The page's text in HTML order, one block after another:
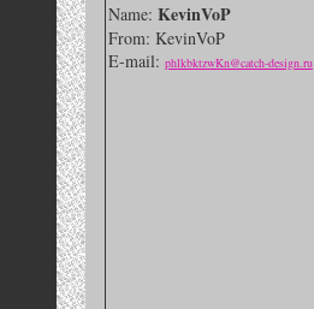
Name: KevinVoP
From: KevinVoP
E-mail: phlkbktzwKn@catch-design.ru